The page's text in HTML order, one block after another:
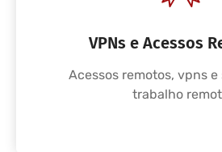
VPNs e Acessos
Acessos remotos, vpns
trabalho